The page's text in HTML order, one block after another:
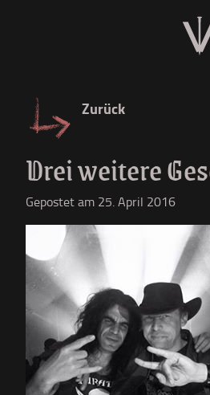
Tour 2026
Der W
Diskographie
Shop
Zurück
Drei weitere
Gepostet am 25. April 2016